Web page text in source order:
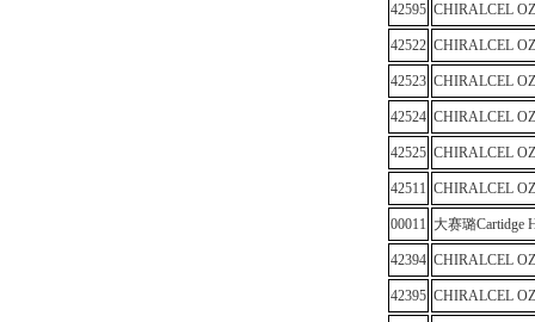
42595 CHIRALCEL
42522 CHIRALCEL
42523 CHIRALCEL
42524 CHIRALCEL
42525 CHIRALCEL
42511 CHIRALCEL
00011 大赛璐Cartidge
42394 CHIRALCEL
42395 CHIRALCEL